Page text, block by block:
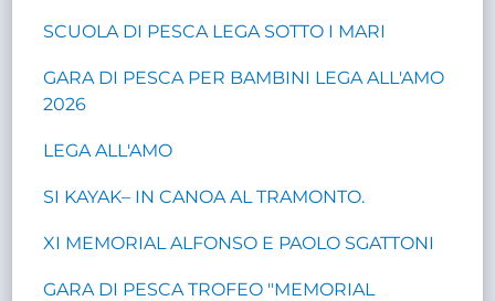
SCUOLA DI PESCA LEGA SOTTO I MARI
GARA DI PESCA PER BAMBINI LEGA ALL'AMO
2026
LEGA ALL'AMO
SI KAYAK– IN CANOA AL TRAMONTO.
XI MEMORIAL ALFONSO E PAOLO SGATTONI
GARA DI PESCA TROFEO "MEMORIAL